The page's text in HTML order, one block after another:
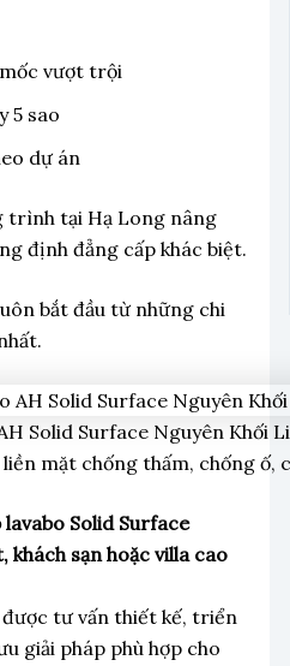
vượt trội
5 sao
dự án
trình tại Hạ Long nâng
định đẳng cấp khác biệt.
bắt đầu từ những chi
Solid Surface Nguyên Khối
mặt chống thấm, chống ố,
Solid Surface
sạn hoặc villa cao
được tư vấn thiết kế, triển
giải pháp phù hợp cho